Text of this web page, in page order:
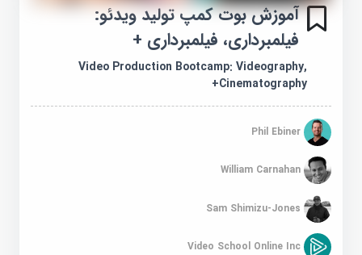
آموزش بوت کمپ تولید ویدئو:
فیلمبرداری، فیلمبرداری +
Video Production Bootcamp: Videography,
Cinematography+
Phil Ebiner
William Carnahan
Sam Shimizu-Jones
Video School Online Inc